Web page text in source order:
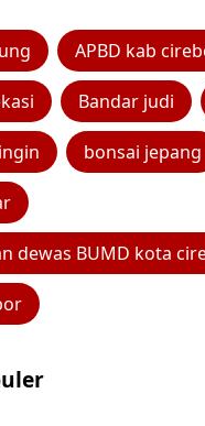
APBD kab
Bandar judi
bonsai jepang
dewas BUMD kota